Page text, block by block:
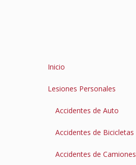
Inicio
Lesiones Personales
Accidentes de Auto
Accidentes de Bicicletas
Accidentes de Camiones